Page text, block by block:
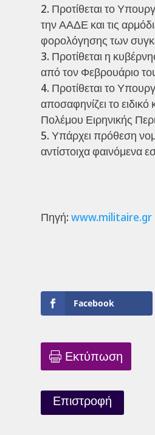
Προτίθεται το
την ΑΑΔΕ και τις
φορολόγησης των
Προτίθεται η
από τον Φεβρουάριο
Προτίθεται το
αποσαφηνίζει το
Πολέμου Ειρηνικής
Υπάρχει πρόθεση
αντίστοιχα φαινόμενα
Πηγή:www.militaire.gr
Facebook
Εκτύπωση
Επιστροφή